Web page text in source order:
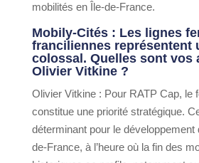
mobilités en Île-de-France.
Mobily-Cités : Les lignes
franciliennes représentent
colossal. Quelles sont vos
Olivier Vitkine ?
Olivier Vitkine : Pour RATP Cap, le
constitue une priorité stratégique.
déterminant pour le développement
de-France, à l’heure où la fin des